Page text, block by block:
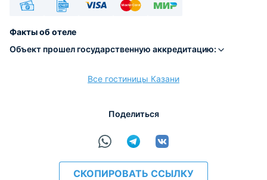
Факты об отеле
Объект прошел государственную аккредитацию:
Все гостиницы Казани
Поделиться
СКОПИРОВАТЬ ССЫЛКУ